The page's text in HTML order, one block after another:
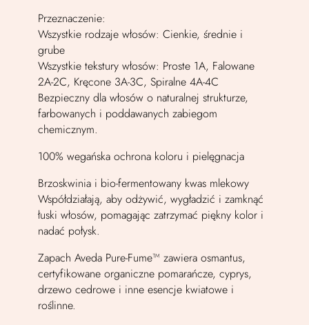
Przeznaczenie:
Wszystkie rodzaje włosów: Cienkie, średnie i
grube
Wszystkie tekstury włosów: Proste 1A, Falowane
2A-2C, Kręcone 3A-3C, Spiralne 4A-4C
Bezpieczny dla włosów o naturalnej strukturze,
farbowanych i poddawanych zabiegom
chemicznym.
100% wegańska ochrona koloru i pielęgnacja
Brzoskwinia i bio-fermentowany kwas mlekowy
Współdziałają, aby odżywić, wygładzić i zamknąć
łuski włosów, pomagając zatrzymać piękny kolor i
nadać połysk.
Zapach Aveda Pure-Fume™ zawiera osmantus,
certyfikowane organiczne pomarańcze, cyprys,
drzewo cedrowe i inne esencje kwiatowe i
roślinne.